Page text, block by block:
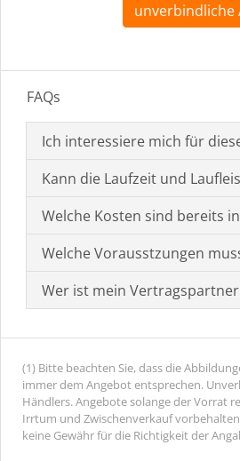
unverbindliche
FAQs
Ich interessiere mich für
Kann die Laufzeit und
Welche Kosten sind bereits
Welche Vorausstzungen
Wer ist mein
(1) Bitte beachten Sie, dass die
immer dem Angebot entsprechen.
Händlers. Angebote solange der Vorrat
Irrtum und Zwischenverkauf
keine Gewähr für die Richtigkeit der